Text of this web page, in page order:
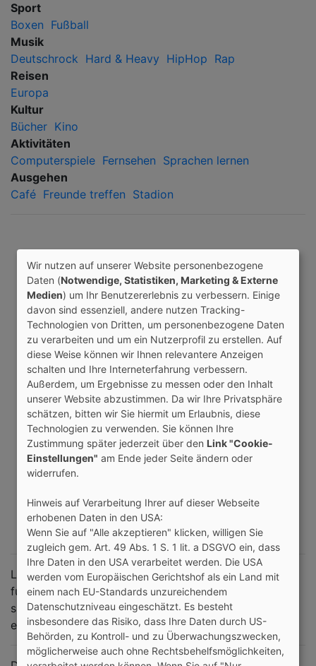
Sport
Boxen Fußball
Musik
Deutschrock Hard & Heavy HipHop Rap
Reisen
Europa
Kultur
Bücher Kino
Aktivitäten
Computerspiele Fernsehen Sprachen lernen
Ausgehen
Café Freunde treffen Stadion
Likes
fussball(Bayern München und Deutschland). Ich mag
sie:)) also mag ich fussball spielen. Ich mag pizza
essen :D
Wir nutzen auf unserer Website personenbezogene
Daten (Notwendige, Statistiken, Marketing & Externe
Medien) um Ihr Benutzererlebnis zu verbessern. Einige
davon sind essenziell, andere nutzen Tracking-
Technologien von Dritten, um personenbezogene Daten
zu verarbeiten und um ein Nutzerprofil zu erstellen. Auf
diese Weise können wir Ihnen relevantere Anzeigen
schalten und Ihre Interneterfahrung verbessern.
Außerdem, um Ergebnisse zu messen oder den Inhalt
unserer Website abzustimmen. Da wir Ihre Privatsphäre
schätzen, bitten wir Sie hiermit um Erlaubnis, diese
Technologien zu verwenden. Sie können Ihre
Zustimmung später jederzeit über den Link "Cookie-
Einstellungen" am Ende jeder Seite ändern oder
widerrufen.
Hinweis auf Verarbeitung Ihrer auf dieser Webseite
erhobenen Daten in den USA:
Wenn Sie auf "Alle akzeptieren" klicken, willigen Sie
zugleich gem. Art. 49 Abs. 1 S. 1 lit. a DSGVO ein, dass
Ihre Daten in den USA verarbeitet werden. Die USA
werden vom Europäischen Gerichtshof als ein Land mit
einem nach EU-Standards unzureichendem
Datenschutzniveau eingeschätzt. Es besteht
insbesondere das Risiko, dass Ihre Daten durch US-
Behörden, zu Kontroll- und zu Überwachungszwecken,
möglicherweise auch ohne Rechtsbehelfsmöglichkeiten,